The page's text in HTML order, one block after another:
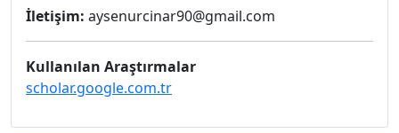
İletişim: aysenurcinar90@gmail.com
Kullanılan Araştırmalar
scholar.google.com.tr